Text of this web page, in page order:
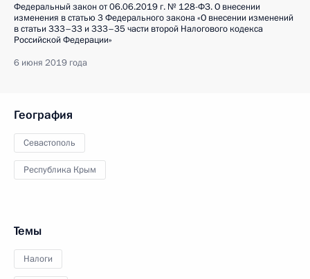
Федеральный закон от 06.06.2019 г. № 128-ФЗ. О внесении
изменения в статью 3 Федерального закона «О внесении изменений
в статьи 333–33 и 333–35 части второй Налогового кодекса
Российской Федерации»
6 июня 2019 года
География
Севастополь
Республика Крым
Темы
Налоги